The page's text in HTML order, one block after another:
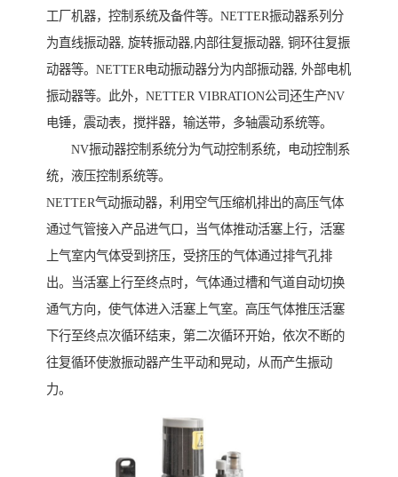
工厂机器，控制系统及备件等。NETTER振动器系列分
为直线振动器, 旋转振动器,内部往复振动器, 铜环往复振
动器等。NETTER电动振动器分为内部振动器, 外部电机
振动器等。此外，NETTER VIBRATION公司还生产NV
电锤，震动表，搅拌器，输送带，多轴震动系统等。
NV振动器控制系统分为气动控制系统，电动控制系
统，液压控制系统等。
NETTER气动振动器，利用空气压缩机排出的高压气体
通过气管接入产品进气口，当气体推动活塞上行，活塞
上气室内气体受到挤压，受挤压的气体通过排气孔排
出。当活塞上行至终点时，气体通过槽和气道自动切换
通气方向，使气体进入活塞上气室。高压气体推压活塞
下行至终点次循环结束，第二次循环开始，依次不断的
往复循环使激振动器产生平动和晃动，从而产生振动
力。